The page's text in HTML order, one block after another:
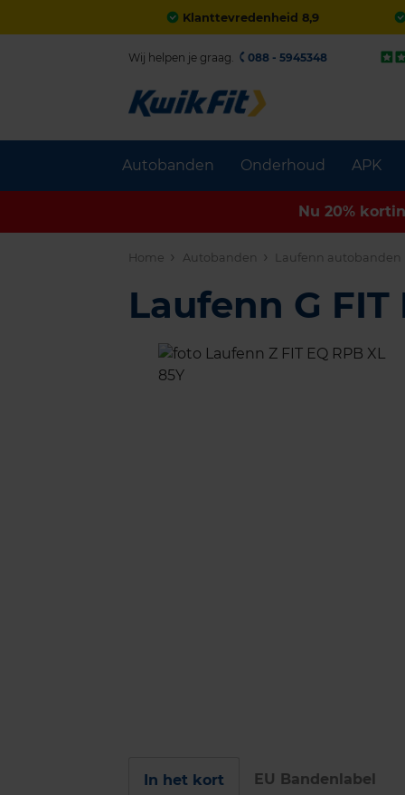
Klanttevredenheid 8,9
Autobanden Onderhoud APK
Wij helpen je graag. 088 - 5945348
Nu 20%
Home Autobanden Laufenn autobanden
Laufenn G FIT
In het kort EU Bandenlabel